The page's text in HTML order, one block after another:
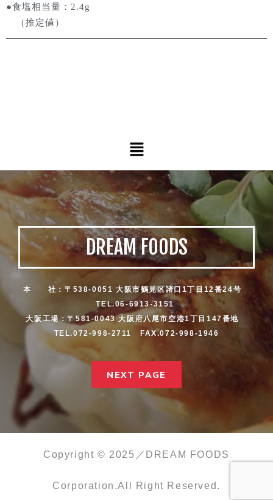
●食塩相当量：2.4g
（推定値）
メ
ニ
ュ
ー
DREAM FOODS
本 社：〒538-0051 大阪市鶴見区諸口1丁目12番24号
TEL.06-6913-3151
大阪工場：〒581-0043 大阪府八尾市空港1丁目147番地
TEL.072-998-2711 FAX.072-998-1946
NEXT PAGE
Copyright © 2025／DREAM FOODS
Corporation.All Right Reserved.